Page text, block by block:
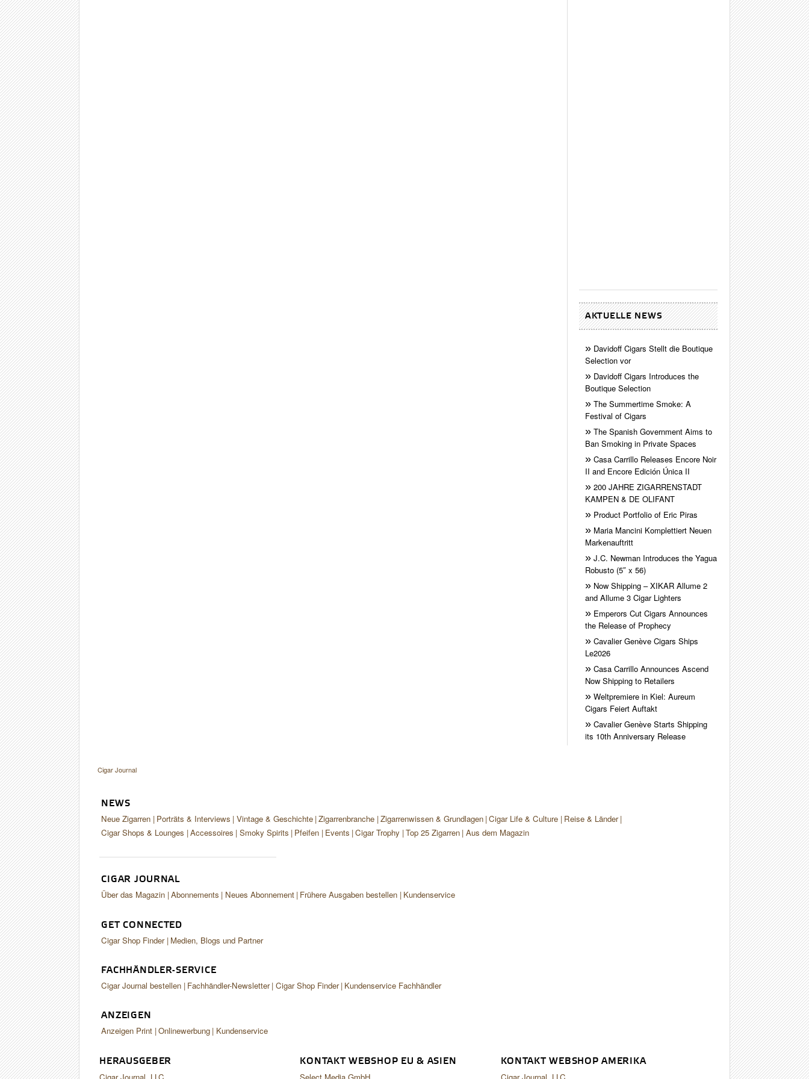
AKTUELLE NEWS
Davidoff Cigars Stellt die Boutique
Selection vor
Davidoff Cigars Introduces the
Boutique Selection
The Summertime Smoke: A
Festival of Cigars
The Spanish Government Aims to
Ban Smoking in Private Spaces
Casa Carrillo Releases Encore Noir
II and Encore Edición Única II
200 JAHRE ZIGARRENSTADT
KAMPEN & DE OLIFANT
Product Portfolio of Eric Piras
Maria Mancini Komplettiert Neuen
Markenauftritt
J.C. Newman Introduces the Yagua
Robusto (5″ x 56)
Now Shipping – XIKAR Allume 2
and Allume 3 Cigar Lighters
Emperors Cut Cigars Announces
the Release of Prophecy
Cavalier Genève Cigars Ships
Le2026
Casa Carrillo Announces Ascend
Now Shipping to Retailers
Weltpremiere in Kiel: Aureum
Cigars Feiert Auftakt
Cavalier Genève Starts Shipping
its 10th Anniversary Release
Cigar Journal
NEWS
Neue Zigarren Porträts & Interviews Vintage & Geschichte Zigarrenbranche Zigarrenwissen & Grundlagen Cigar Life & Culture Reise & Länder
Cigar Shops & Lounges Accessoires Smoky Spirits Pfeifen Events Cigar Trophy Top 25 Zigarren Aus dem Magazin
CIGAR JOURNAL
Über das Magazin Abonnements Neues Abonnement Frühere Ausgaben bestellen Kundenservice
GET CONNECTED
Cigar Shop Finder Medien, Blogs und Partner
FACHHÄNDLER-SERVICE
Cigar Journal bestellen Fachhändler-Newsletter Cigar Shop Finder Kundenservice Fachhändler
ANZEIGEN
Anzeigen Print Onlinewerbung Kundenservice
HERAUSGEBER KONTAKT WEBSHOP EU & ASIEN KONTAKT WEBSHOP AMERIKA